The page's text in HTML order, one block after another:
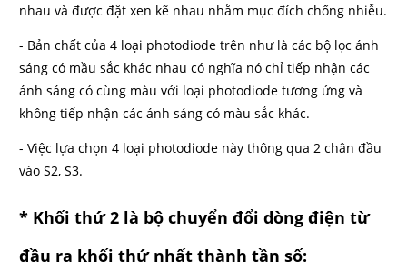
nhau và được đặt xen kẽ nhau nhằm mục đích chống nhiễu.
- Bản chất của 4 loại photodiode trên như là các bộ lọc ánh
sáng có mầu sắc khác nhau có nghĩa nó chỉ tiếp nhận các
ánh sáng có cùng màu với loại photodiode tương ứng và
không tiếp nhận các ánh sáng có màu sắc khác.
- Việc lựa chọn 4 loại photodiode này thông qua 2 chân đầu
vào S2, S3.
* Khối thứ 2 là bộ chuyển đổi dòng điện từ
đầu ra khối thứ nhất thành tần số: